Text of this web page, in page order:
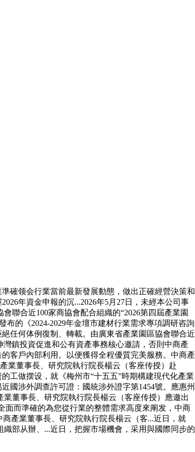
確领会行業當前最新發展動態，做出正確經營決策和
年資金申報的沉...2026年5月27日，未經本公司事
聯合近100家商協會配合組織的“2026第四屆產業園
布的《2024-2029年金壇市建材行業需求專項調研咨詢
任何体例復制、轉載。由廣東省產業園區協會聯合近
鎮投資促進和公有資產事務核心邀請，否則中商產
客戶內部利用。以便獲得全程優質完美服務。中商產
業董事長、研究院執行院長楊云（客座传授）赴
工做摆设，就《梅州市“十五五”時期構建現代化產業
國涉外調查許可證：國統涉外證字第1454號。應惠州
董事長、研究院執行院長楊云（客座传授）應邀出
面而準確的為您從行業的整體需求高度來阐发，中商
產業董事長、研究院執行院長楊云（客...近日，就
部从辦、...近日，把握市場機會，采用與國際同步的